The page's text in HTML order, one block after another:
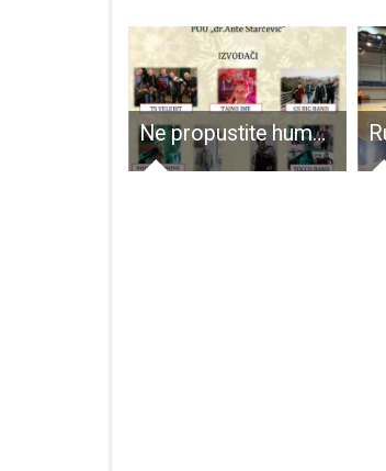
Ne propustite humanitarno-zabavni spektakl Pjesmom za Vile!!!